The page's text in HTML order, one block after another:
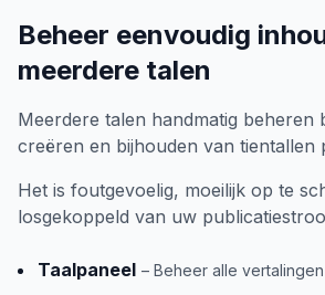
Beheer eenvoudig
meerdere talen
Meerdere talen handmatig beheren
creëren en bijhouden van tientallen
Het is foutgevoelig, moeilijk op te
losgekoppeld van uw
Taalpaneel – Beheer alle